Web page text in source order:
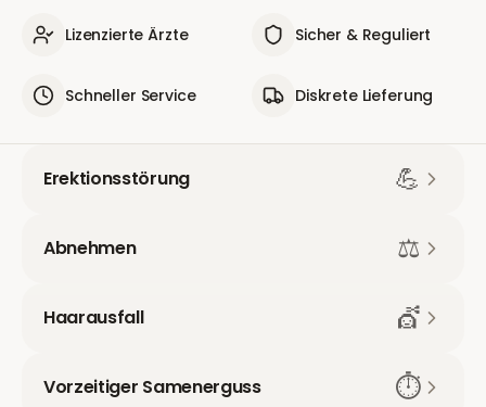
Lizenzierte Ärzte Sicher & Reguliert
Schneller Service Diskrete Lieferung
Erektionsstörung 💪
Abnehmen ⚖️
Haarausfall 💇
Vorzeitiger Samenerguss ⏱️